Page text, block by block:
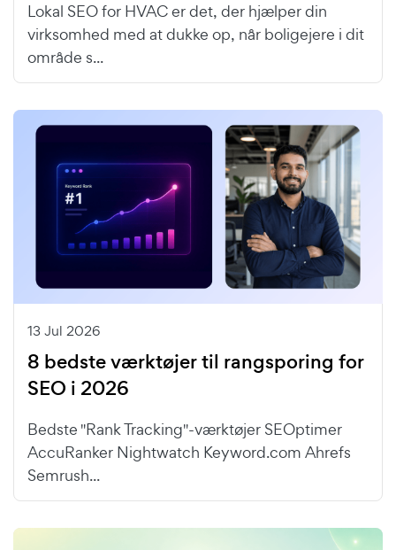
Lokal SEO for HVAC er det, der hjælper din
virksomhed med at dukke op, når boligejere i dit
område s...
13 Jul 2026
8 bedste værktøjer til rangsporing for
SEO i 2026
Bedste "Rank Tracking"-værktøjer SEOptimer
AccuRanker Nightwatch Keyword.com Ahrefs
Semrush...